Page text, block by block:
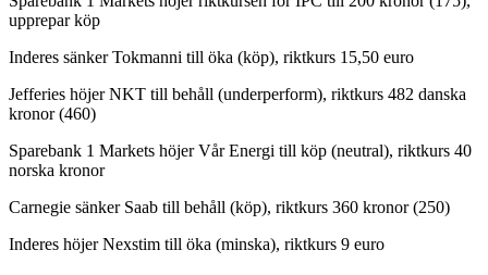
upprepar köp
Inderes sänker Tokmanni till öka (köp), riktkurs 15,50 euro
Jefferies höjer NKT till behåll (underperform), riktkurs 482 danska
kronor (460)
Sparebank 1 Markets höjer Vår Energi till köp (neutral), riktkurs 40
norska kronor
Carnegie sänker Saab till behåll (köp), riktkurs 360 kronor (250)
Inderes höjer Nexstim till öka (minska), riktkurs 9 euro